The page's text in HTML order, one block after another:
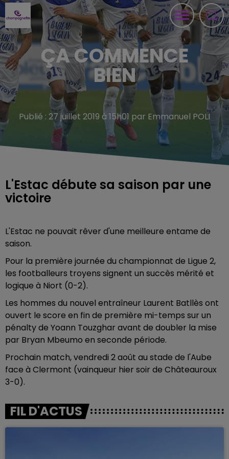
ÇA COMMENCE
BIEN
Publié : 27 juillet 2019 à 15h01 par Emmanuel POLI
L'Estac débute sa saison par une
victoire
L'Estac ne pouvait rêver d'une meilleure entame de
saison.
Pour la première journée du championnat de Ligue 2,
les footballeurs troyens signent un succès mérité et
logique à Niort (0-2).
Les hommes du nouvel entraîneur Laurent Batllès ont
ouvert le score en fin de première mi-temps sur un
pénalty de Yoann Touzghar avant de doubler la mise
par Bryan Mbeumo en seconde période.
Prochain match, vendredi 2 août au stade de l'Aube
face à Clermont (vainqueur hier soir de Châteauroux
3-0).
FIL D'ACTUS